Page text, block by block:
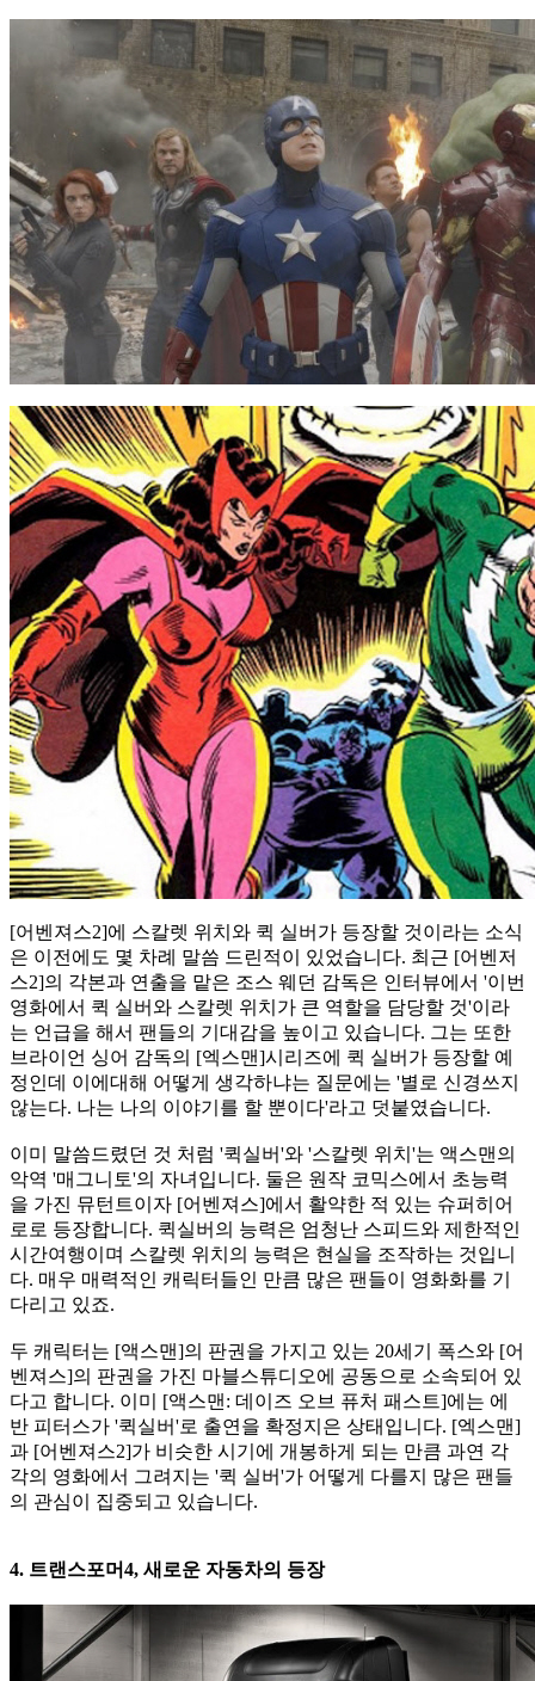
[어벤져스2]에 스칼렛 위치와 퀵 실버가 등장할 것이라는 소식
은 이전에도 몇 차례 말씀 드린적이 있었습니다. 최근 [어벤저
스2]의 각본과 연출을 맡은 조스 웨던 감독은 인터뷰에서 '이번
영화에서 퀵 실버와 스칼렛 위치가 큰 역할을 담당할 것'이라
는 언급을 해서 팬들의 기대감을 높이고 있습니다. 그는 또한
브라이언 싱어 감독의 [엑스맨]시리즈에 퀵 실버가 등장할 예
정인데 이에대해 어떻게 생각하냐는 질문에는 '별로 신경쓰지
않는다. 나는 나의 이야기를 할 뿐이다'라고 덧붙였습니다.
이미 말씀드렸던 것 처럼 '퀵실버'와 '스칼렛 위치'는 액스맨의
악역 '매그니토'의 자녀입니다. 둘은 원작 코믹스에서 초능력
을 가진 뮤턴트이자 [어벤져스]에서 활약한 적 있는 슈퍼히어
로로 등장합니다. 퀵실버의 능력은 엄청난 스피드와 제한적인
시간여행이며 스칼렛 위치의 능력은 현실을 조작하는 것입니
다. 매우 매력적인 캐릭터들인 만큼 많은 팬들이 영화화를 기
다리고 있죠.
두 캐릭터는 [액스맨]의 판권을 가지고 있는 20세기 폭스와 [어
벤져스]의 판권을 가진 마블스튜디오에 공동으로 소속되어 있
다고 합니다. 이미 [액스맨: 데이즈 오브 퓨처 패스트]에는 에
반 피터스가 '퀵실버'로 출연을 확정지은 상태입니다. [엑스맨]
과 [어벤져스2]가 비슷한 시기에 개봉하게 되는 만큼 과연 각
각의 영화에서 그려지는 '퀵 실버'가 어떻게 다를지 많은 팬들
의 관심이 집중되고 있습니다.
4. 트랜스포머4, 새로운 자동차의 등장